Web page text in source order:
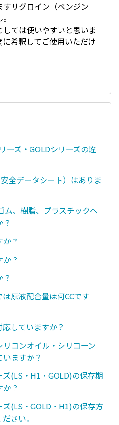
リグロイン（ベンジン
ては使いやすいと思いま
希釈してご使用いただけ
ーズ・GOLDシリーズの違
全データシート）はありま
ム、樹脂、プラスチックへ
？
？
原液配合量は何CCです
していますか？
コンオイル・シリコーン
ますか？
(LS・H1・GOLD)の保存期
？
(LS・GOLD・H1)の保存方
さい。